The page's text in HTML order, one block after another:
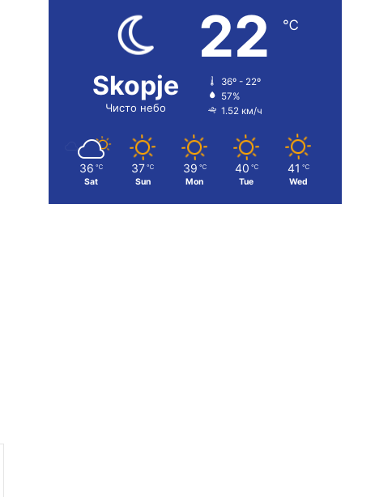
Skopje
Чисто небо
22 ℃
36º - 22º
57%
1.52 км/ч
36 ℃
Sat
37 ℃
Sun
39 ℃
Mon
40 ℃
Tue
41 ℃
Wed